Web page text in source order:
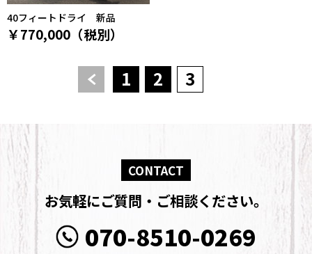
40フィートドライ 新品
￥770,000（税別）
< 1 2 3
CONTACT
お気軽にご質問・ご相談ください。
070-8510-0269